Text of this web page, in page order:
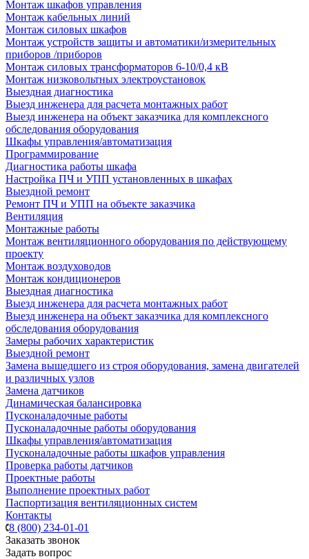
Монтаж шкафов управления
Монтаж кабельных линий
Монтаж силовых шкафов
Монтаж устройств защиты и автоматики/измерительных
приборов /приборов
Монтаж силовых трансформаторов 6-10/0,4 кВ
Монтаж низковольтных электроустановок
Выездная диагностика
Выезд инженера для расчета монтажных работ
Выезд инженера на объект заказчика для комплексного
обследования оборудования
Шкафы управления/автоматизация
Программирование
Диагностика работы шкафа
Настройка ПЧ и УПП установленных в шкафах
Выездной ремонт
Ремонт ПЧ и УПП на объекте заказчика
Вентиляция
Монтажные работы
Монтаж вентиляционного оборудования по действующему
проекту
Монтаж воздуховодов
Монтаж кондиционеров
Выездная диагностика
Выезд инженера для расчета монтажных работ
Выезд инженера на объект заказчика для комплексного
обследования оборудования
Замеры рабочих характеристик
Выездной ремонт
Замена вышедшего из строя оборудования, замена двигателей
и различных узлов
Замена датчиков
Динамическая балансировка
Пусконаладочные работы
Пусконаладочные работы оборудования
Шкафы управления/автоматизация
Пусконаладочные работы шкафов управления
Проверка работы датчиков
Проектные работы
Выполнение проектных работ
Паспортизация вентиляционных систем
Контакты
8 (800) 234-01-01
Заказать звонок
Задать вопрос